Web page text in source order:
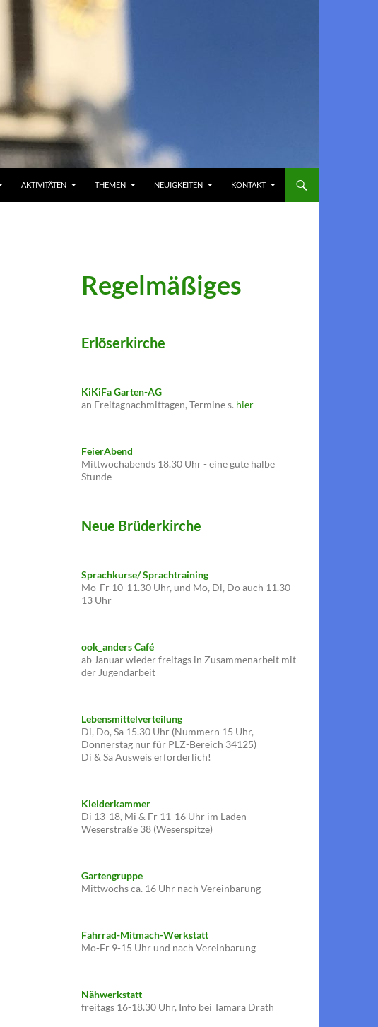
AKTIVITÄTEN THEMEN NEUIGKEITEN KONTAKT
Regelmäßiges
Erlöserkirche
KiKiFa Garten-AG
an Freitagnachmittagen, Termine s. hier
FeierAbend
Mittwochabends 18.30 Uhr - eine gute halbe
Stunde
Neue Brüderkirche
Sprachkurse/ Sprachtraining
Mo-Fr 10-11.30 Uhr, und Mo, Di, Do auch 11.30-
13 Uhr
ook_anders Café
ab Januar wieder freitags in Zusammenarbeit mit
der Jugendarbeit
Lebensmittelverteilung
Di, Do, Sa 15.30 Uhr (Nummern 15 Uhr,
Donnerstag nur für PLZ-Bereich 34125)
Di & Sa Ausweis erforderlich!
Kleiderkammer
Di 13-18, Mi & Fr 11-16 Uhr im Laden
Weserstraße 38 (Weserspitze)
Gartengruppe
Mittwochs ca. 16 Uhr nach Vereinbarung
Fahrrad-Mitmach-Werkstatt
Mo-Fr 9-15 Uhr und nach Vereinbarung
Nähwerkstatt
freitags 16-18.30 Uhr, Info bei Tamara Drath